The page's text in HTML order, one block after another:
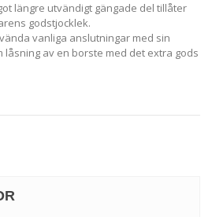
längre utvändigt gängade del tillåter
godstjocklek.
vanliga anslutningar med sin
låsning av en borste med det extra gods